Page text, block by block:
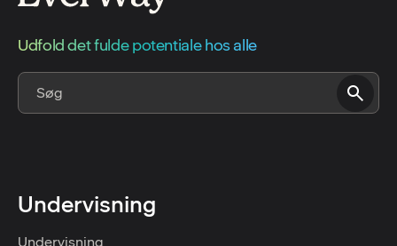
Udfold det fulde potentiale hos alle
Undervisning
Undervisning